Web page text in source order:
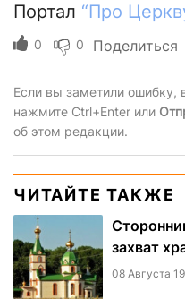
Портал “Про
0 0 Поделиться
Если вы заметили ошибку,
нажмите Ctrl+Enter или
об этом редакции.
ЧИТАЙТЕ ТАКЖЕ
захват
08 Августа